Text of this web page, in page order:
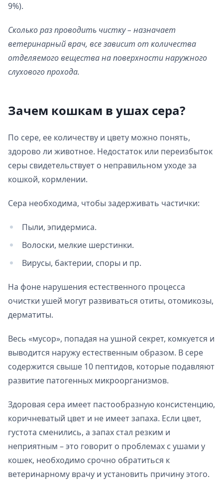
9%).
Сколько раз проводить чистку – назначает
ветеринарный врач, все зависит от количества
отделяемого вещества на поверхности наружного
слухового прохода.
Зачем кошкам в ушах сера?
По сере, ее количеству и цвету можно понять,
здорово ли животное. Недостаток или переизбыток
серы свидетельствует о неправильном уходе за
кошкой, кормлении.
Сера необходима, чтобы задерживать частички:
Пыли, эпидермиса.
Волоски, мелкие шерстинки.
Вирусы, бактерии, споры и пр.
На фоне нарушения естественного процесса
очистки ушей могут развиваться отиты, отомикозы,
дерматиты.
Весь «мусор», попадая на ушной секрет, комкуется и
выводится наружу естественным образом. В сере
содержится свыше 10 пептидов, которые подавляют
развитие патогенных микроорганизмов.
Здоровая сера имеет пастообразную консистенцию,
коричневатый цвет и не имеет запаха. Если цвет,
густота сменились, а запах стал резким и
неприятным – это говорит о проблемах с ушами у
кошек, необходимо срочно обратиться к
ветеринарному врачу и установить причину этого.